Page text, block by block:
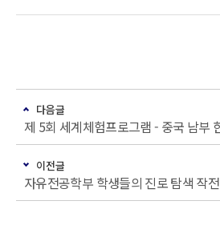
다음글
이전글
자유전공학부 학생들의 진로 탐색 작전